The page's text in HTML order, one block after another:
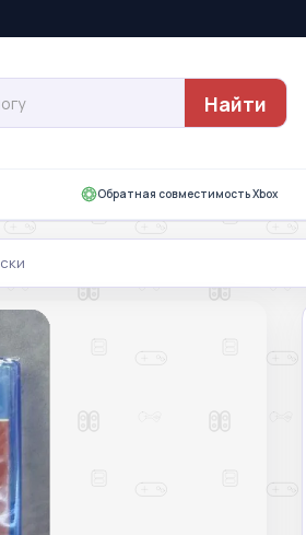
Найти
Обратная совместимость Xbox